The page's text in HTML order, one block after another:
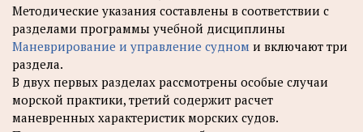
Методические указания составлены в соответствии с
разделами программы учебной дисциплины
Маневрирование и управление судном и включают три
раздела.
В двух первых разделах рассмотрены особые случаи
морской практики, третий содержит расчет
маневренных характеристик морских судов.